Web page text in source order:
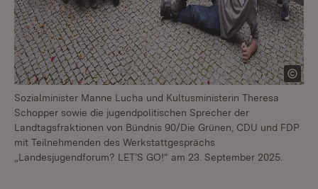
Sozialminister Manne Lucha und Kultusministerin Theresa
Schopper sowie die jugendpolitischen Sprecher der
Landtagsfraktionen von Bündnis 90/Die Grünen, CDU und FDP
mit Teilnehmenden des Werkstattgesprächs
„Landesjugendforum? LET’S GO!“ am 23. September 2025.